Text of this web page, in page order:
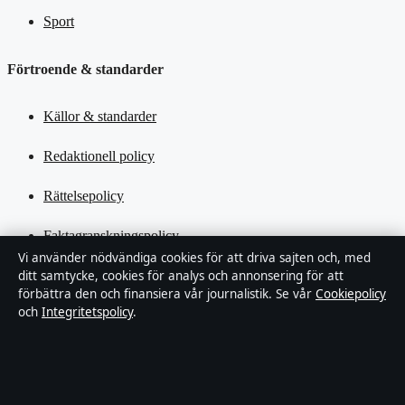
Sport
Förtroende & standarder
Källor & standarder
Redaktionell policy
Rättelsepolicy
Faktagranskningspolicy
Ägande & finansiering
Integritetspolicy
Vi använder nödvändiga cookies för att driva sajten och, med
ditt samtycke, cookies för analys och annonsering för att
förbättra den och finansiera vår journalistik. Se vår Cookiepolicy
och Integritetspolicy.